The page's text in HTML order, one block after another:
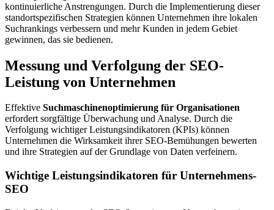
kontinuierliche Anstrengungen. Durch die Implementierung dieser
standortspezifischen Strategien können Unternehmen ihre lokalen
Suchrankings verbessern und mehr Kunden in jedem Gebiet
gewinnen, das sie bedienen.
Messung und Verfolgung der SEO-
Leistung von Unternehmen
Effektive Suchmaschinenoptimierung für Organisationen
erfordert sorgfältige Überwachung und Analyse. Durch die
Verfolgung wichtiger Leistungsindikatoren (KPIs) können
Unternehmen die Wirksamkeit ihrer SEO-Bemühungen bewerten
und ihre Strategien auf der Grundlage von Daten verfeinern.
Wichtige Leistungsindikatoren für Unternehmens-
SEO